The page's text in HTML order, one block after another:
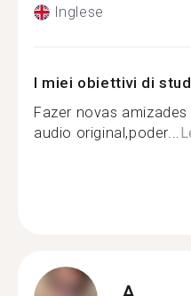
Inglese
I miei obiettivi di
Fazer novas
audio original,poder...